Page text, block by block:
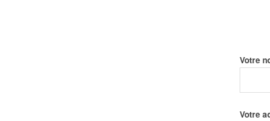
Votre
Votre